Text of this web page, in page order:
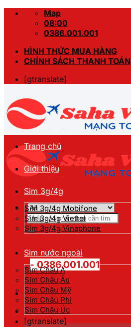
Skip
Map
08:00
0386.001.001
HÌNH THỨC MUA HÀNG
CHÍNH SÁCH THANH TOÁN
[gtranslate]
Tìm
kiếm:
Hotline đặt hàng
- 0386.001.001
[gtranslate]
Trang chủ
Giới thiệu
Sim 3g/4g
Sim 3g/4g Mobifone
Sim 3g/4g Viettel
Sim 3g/4g Vinaphone
Sim nước ngoài
Sim Châu Á
Sim Châu Âu
Sim Châu Mỹ
Sim Châu Phi
Sim Châu Úc